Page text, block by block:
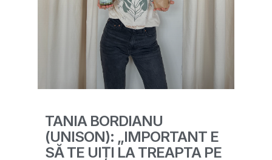
TANIA BORDIANU
(UNISON): „IMPORTANT E
SĂ TE UIȚI LA TREAPTA PE